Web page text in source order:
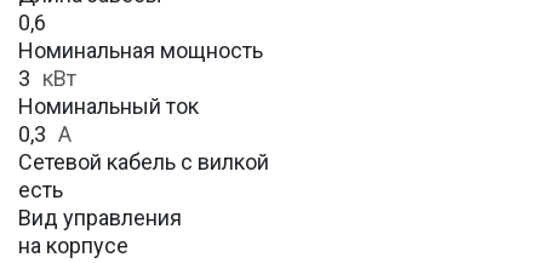
0,6
Номинальная мощность
3 кВт
Номинальный ток
0,3 А
Сетевой кабель с вилкой
есть
Вид управления
на корпусе